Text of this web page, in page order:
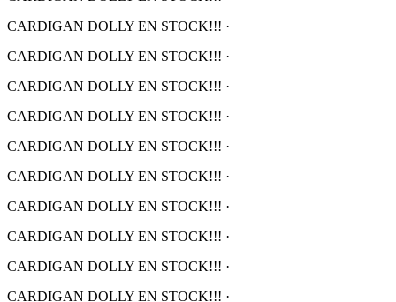
CARDIGAN DOLLY EN STOCK!!! ·
CARDIGAN DOLLY EN STOCK!!! ·
CARDIGAN DOLLY EN STOCK!!! ·
CARDIGAN DOLLY EN STOCK!!! ·
CARDIGAN DOLLY EN STOCK!!! ·
CARDIGAN DOLLY EN STOCK!!! ·
CARDIGAN DOLLY EN STOCK!!! ·
CARDIGAN DOLLY EN STOCK!!! ·
CARDIGAN DOLLY EN STOCK!!! ·
CARDIGAN DOLLY EN STOCK!!! ·